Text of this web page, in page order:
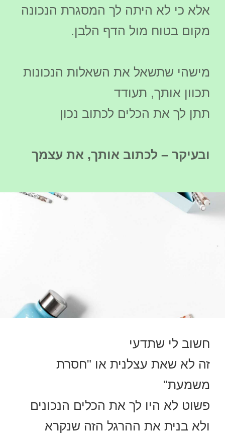
אלא כי לא היתה לך המסגרת הנכונה
מקום בטוח מול הדף הלבן.
מישהי שתשאל את השאלות הנכונות
תכוון אותך, תעודד
תתן לך את הכלים לכתוב נכון
ובעיקר – לכתוב אותך, את עצמך
חשוב לי שתדעי
זה לא שאת עצלנית או "חסרת
משמעת"
פשוט לא היו לך את הכלים הנכונים
ולא בנית את ההרגל הזה שנקרא